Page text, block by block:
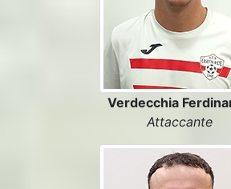
Verdecchia
Attaccante